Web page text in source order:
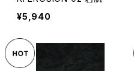
¥5,940